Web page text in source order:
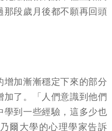
到一些經驗，這多少也
爾大學的心理學家告訴
己，別再為這些事苦惱